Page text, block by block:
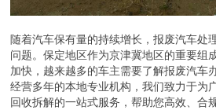
随着汽车保有量的持续增长，报废汽车处
问题。保定地区作为京津冀地区的重要组
加快，越来越多的车主需要了解报废汽车
经营多年的本地专业机构，我们致力于为
回收拆解的一站式服务，帮助您高效、合